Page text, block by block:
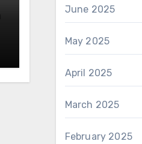
June 2025
May 2025
April 2025
March 2025
February 2025